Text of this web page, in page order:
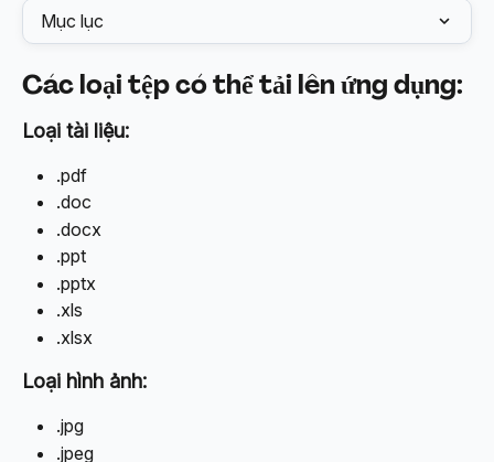
Mục lục
Các loại tệp có thể tải lên ứng dụng:
Loại tài liệu:
.pdf
.doc
.docx
.ppt
.pptx
.xls
.xlsx
Loại hình ảnh:
.jpg
.jpeg